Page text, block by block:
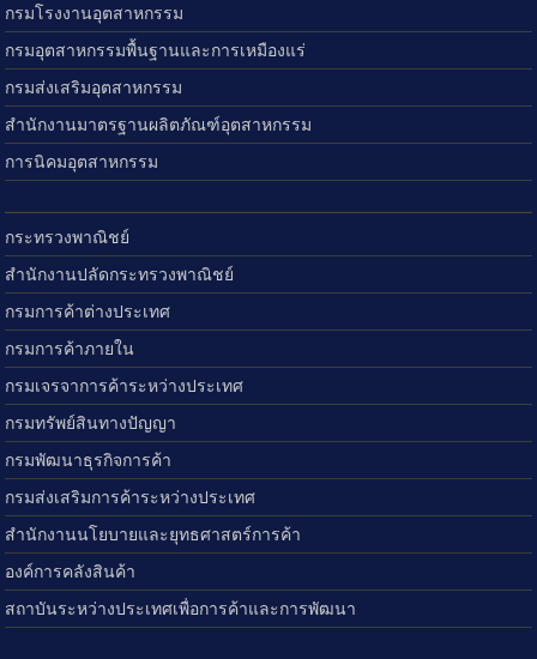
กรมโรงงานอุตสาหกรรม
กรมอุตสาหกรรมพื้นฐานและการเหมืองแร่
กรมส่งเสริมอุตสาหกรรม
สำนักงานมาตรฐานผลิตภัณฑ์อุตสาหกรรม
การนิคมอุตสาหกรรม
กระทรวงพาณิชย์
สำนักงานปลัดกระทรวงพาณิชย์
กรมการค้าต่างประเทศ
กรมการค้าภายใน
กรมเจรจาการค้าระหว่างประเทศ
กรมทรัพย์สินทางปัญญา
กรมพัฒนาธุรกิจการค้า
กรมส่งเสริมการค้าระหว่างประเทศ
สำนักงานนโยบายและยุทธศาสตร์การค้า
องค์การคลังสินค้า
สถาบันระหว่างประเทศเพื่อการค้าและการพัฒนา